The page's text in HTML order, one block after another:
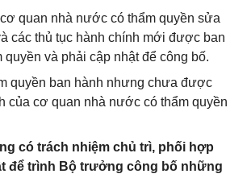
quan nhà nước có thẩm quyền sửa
các thủ tục hành chính mới được ban
và phải cập nhật để công bố.
quyền ban hành nhưng chưa được
của cơ quan nhà nước có thẩm quyền
có trách nhiệm chủ trì, phối hợp
để trình Bộ trưởng công bố những